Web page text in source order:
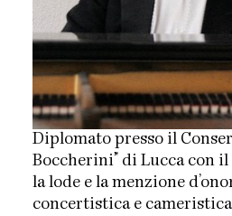
Diplomato presso il
Boccherini” di Lucca con
la lode e la menzione
concertistica e